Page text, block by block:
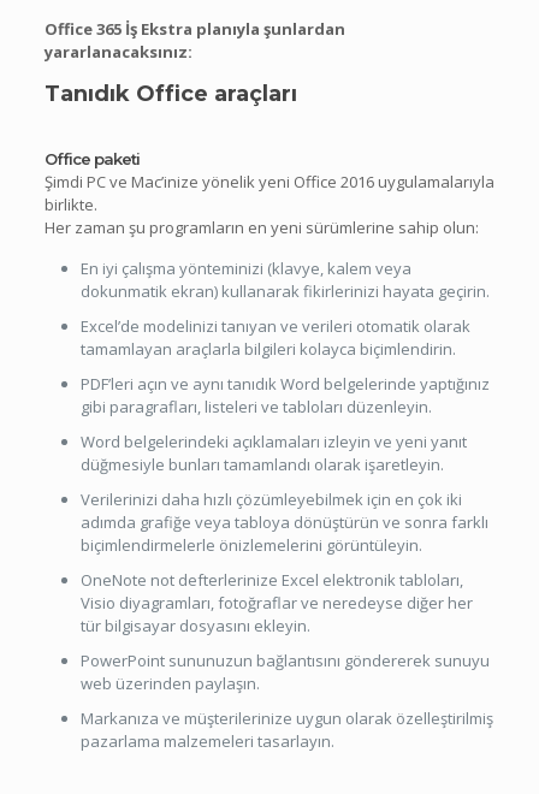
Office 365 İş Ekstra planıyla şunlardan
yararlanacaksınız:
Tanıdık Office araçları
Office paketi
Şimdi PC ve Mac’inize yönelik yeni Office 2016 uygulamalarıyla
birlikte.
Her zaman şu programların en yeni sürümlerine sahip olun:
En iyi çalışma yönteminizi (klavye, kalem veya
dokunmatik ekran) kullanarak fikirlerinizi hayata geçirin.
Excel’de modelinizi tanıyan ve verileri otomatik olarak
tamamlayan araçlarla bilgileri kolayca biçimlendirin.
PDF’leri açın ve aynı tanıdık Word belgelerinde yaptığınız
gibi paragrafları, listeleri ve tabloları düzenleyin.
Word belgelerindeki açıklamaları izleyin ve yeni yanıt
düğmesiyle bunları tamamlandı olarak işaretleyin.
Verilerinizi daha hızlı çözümleyebilmek için en çok iki
adımda grafiğe veya tabloya dönüştürün ve sonra farklı
biçimlendirmelerle önizlemelerini görüntüleyin.
OneNote not defterlerinize Excel elektronik tabloları,
Visio diyagramları, fotoğraflar ve neredeyse diğer her
tür bilgisayar dosyasını ekleyin.
PowerPoint sununuzun bağlantısını göndererek sunuyu
web üzerinden paylaşın.
Markanıza ve müşterilerinize uygun olarak özelleştirilmiş
pazarlama malzemeleri tasarlayın.